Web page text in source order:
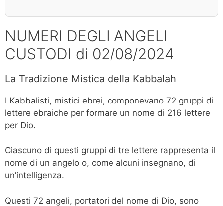
NUMERI DEGLI ANGELI
CUSTODI di 02/08/2024
La Tradizione Mistica della Kabbalah
I Kabbalisti, mistici ebrei, componevano 72 gruppi di
lettere ebraiche per formare un nome di 216 lettere
per Dio.
Ciascuno di questi gruppi di tre lettere rappresenta il
nome di un angelo o, come alcuni insegnano, di
un’intelligenza.
Questi 72 angeli, portatori del nome di Dio, sono